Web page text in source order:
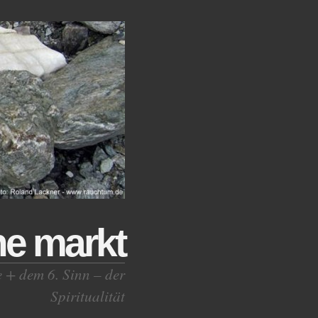
markt
+ dem 6. Sinn – der
Spiritualität